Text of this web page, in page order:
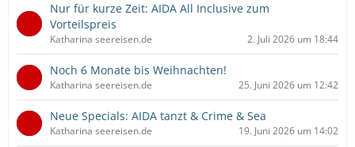
Nur für kurze Zeit: AIDA All Inclusive zum
Vorteilspreis
Katharina seereisen.de 2. Juli 2026 um 18:44
Noch 6 Monate bis Weihnachten!
Katharina seereisen.de 25. Juni 2026 um 12:42
Neue Specials: AIDA tanzt & Crime & Sea
Katharina seereisen.de 19. Juni 2026 um 14:02